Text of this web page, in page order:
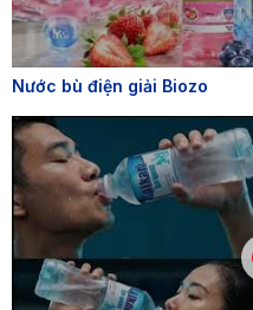
Nước bù điện giải Biozo